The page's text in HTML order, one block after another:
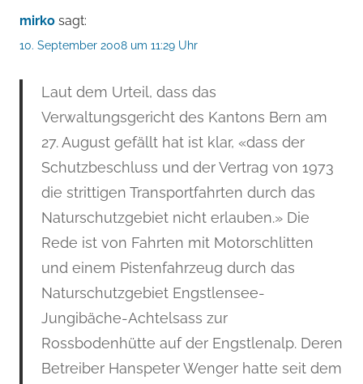
mirko sagt:
10. September 2008 um 11:29 Uhr
Laut dem Urteil, dass das
Verwaltungsgericht des Kantons Bern am
27. August gefällt hat ist klar, «dass der
Schutzbeschluss und der Vertrag von 1973
die strittigen Transportfahrten durch das
Naturschutzgebiet nicht erlauben.» Die
Rede ist von Fahrten mit Motorschlitten
und einem Pistenfahrzeug durch das
Naturschutzgebiet Engstlensee-
Jungibäche-Achtelsass zur
Rossbodenhütte auf der Engstlenalp. Deren
Betreiber Hanspeter Wenger hatte seit dem